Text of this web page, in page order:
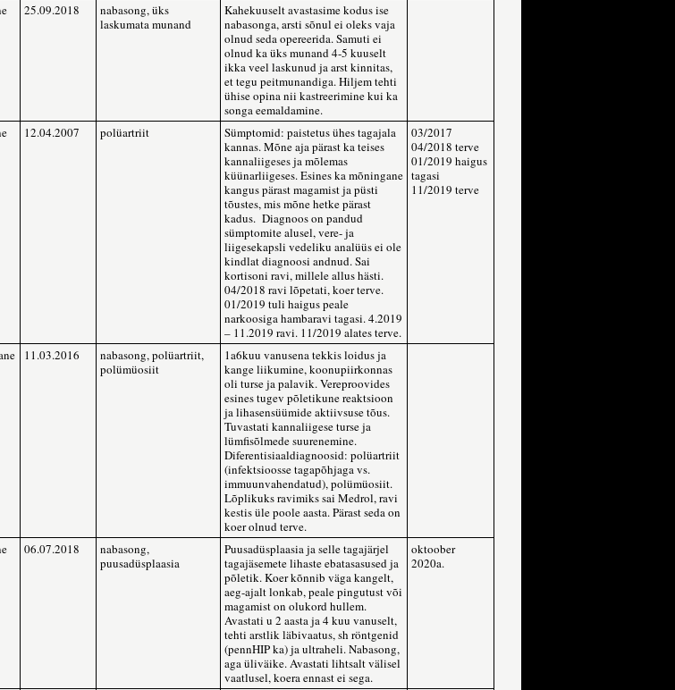
25.09.2018
nabasong, üks
laskumata munand
Kahekuuselt avastasime kodus ise
nabasonga, arsti sõnul ei oleks vaja
olnud seda opereerida. Samuti ei
olnud ka üks munand 4-5 kuuselt
ikka veel laskunud ja arst kinnitas,
et tegu peitmunandiga. Hiljem tehti
ühise opina nii kastreerimine kui ka
songa eemaldamine.
12.04.2007 polüartriit
Sümptomid: paistetus ühes tagajala
kannas. Mõne aja pärast ka teises
kannaliigeses ja mõlemas
küünarliigeses. Esines ka mõningane
kangus pärast magamist ja püsti
tõustes, mis mõne hetke pärast
kadus. Diagnoos on pandud
sümptomite alusel, vere- ja
liigesekapsli vedeliku analüüs ei ole
kindlat diagnoosi andnud. Sai
kortisoni ravi, millele allus hästi.
04/2018 ravi lõpetati, koer terve.
01/2019 tuli haigus peale
narkoosiga hambaravi tagasi. 4.2019
– 11.2019 ravi. 11/2019 alates terve.
03/2017
04/2018 terve
01/2019 haigus
tagasi
11/2019 terve
11.03.2016
nabasong, polüartriit,
polümüosiit
1a6kuu vanusena tekkis loidus ja
kange liikumine, koonupiirkonnas
oli turse ja palavik. Vereproovides
esines tugev põletikune reaktsioon
ja lihasensüümide aktiivsuse tõus.
Tuvastati kannaliigese turse ja
lümfisõlmede suurenemine.
Diferentisiaaldiagnoosid: polüartriit
(infektsioosse tagapõhjaga vs.
immuunvahendatud), polümüosiit.
Lõplikuks ravimiks sai Medrol, ravi
kestis üle poole aasta. Pärast seda on
koer olnud terve.
06.07.2018
nabasong,
puusadüsplaasia
Puusadüsplaasia ja selle tagajärjel
tagajäsemete lihaste ebatasasused ja
põletik. Koer kõnnib väga kangelt,
aeg-ajalt lonkab, peale pingutust või
magamist on olukord hullem.
Avastati u 2 aasta ja 4 kuu vanuselt,
tehti arstlik läbivaatus, sh röntgenid
(pennHIP ka) ja ultraheli. Nabasong,
aga üliväike. Avastati lihtsalt välisel
vaatlusel, koera ennast ei sega.
oktoober
2020a.